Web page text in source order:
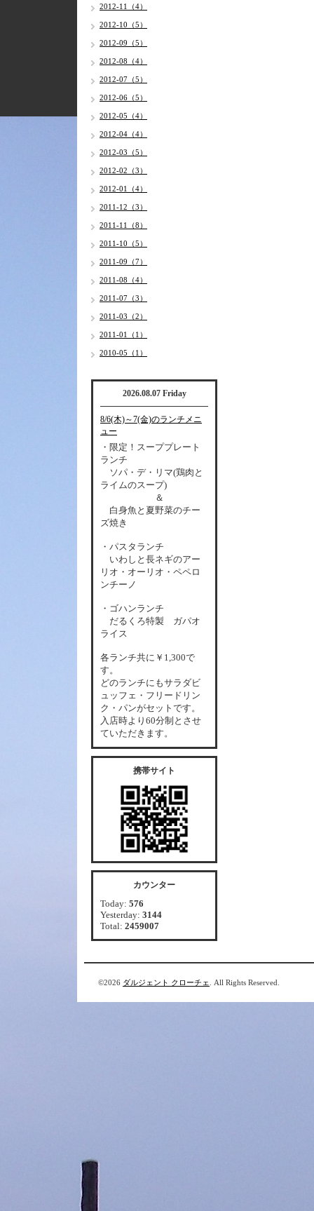
2012-11（4）
2012-10（5）
2012-09（5）
2012-08（4）
2012-07（5）
2012-06（5）
2012-05（4）
2012-04（4）
2012-03（5）
2012-02（3）
2012-01（4）
2011-12（3）
2011-11（8）
2011-10（5）
2011-09（7）
2011-08（4）
2011-07（3）
2011-03（2）
2011-01（1）
2010-05（1）
2026.08.07 Friday
8/6(木)～7(金)のランチメニ
ュー
・限定！スーププレート
ランチ
ソパ・デ・リマ(鶏肉と
ライムのスープ)
＆
白身魚と夏野菜のチー
ズ焼き
・パスタランチ
いわしと長ネギのアー
リオ・オーリオ・ペペロ
ンチーノ
・ゴハンランチ
だるくろ特製 ガパオ
ライス
各ランチ共に￥1,300で
す。
どのランチにもサラダビ
ュッフェ・フリードリン
ク・パンがセットです。
入店時より60分制とさせ
ていただきます。
携帯サイト
カウンター
Today: 576
Yesterday: 3144
Total: 2459007
©2026 ダルジェント クローチェ . All Rights Reserved.